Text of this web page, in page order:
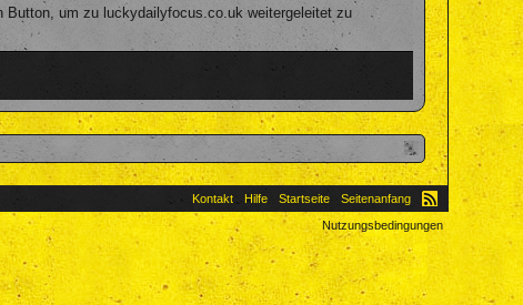
Button, um zu luckydailyfocus.co.uk weitergeleitet zu
Kontakt Hilfe Startseite
Seitenanfang
Nutzungsbedingungen